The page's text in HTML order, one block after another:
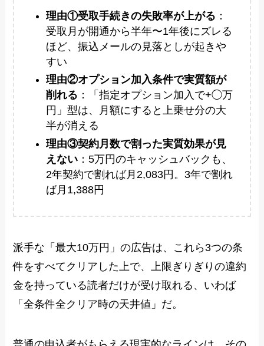
理由①受取手続きの失敗率が上がる ：
受取月が開通から半年〜1年後にズレる
ほど、振込メールの見落としが起きや
すい
理由②オプション加入条件で実質額が
削れる ：「指定オプション加入で+◯万
円」型は、月額にすると上乗せ分の大
半が消える
理由③契約月数で割った実質効果が見
えない ：5万円のキャッシュバックも、
2年契約で割れば月2,083円。3年で割れ
ば月1,388円
派手な「最大10万円」の広告は、これら3つの条
件をすべてクリアした上で、上限ぎりぎりの違約
金を持っている読者だけが受け取れる、いわば
「全条件全クリア時の天井値」だ。